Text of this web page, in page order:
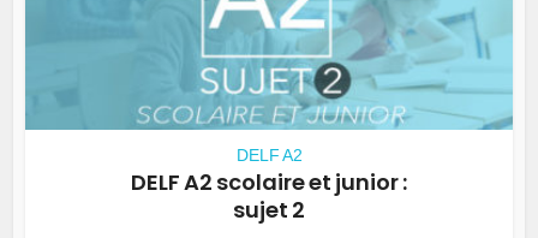
DELF A2
DELF A2 scolaire et junior :
sujet 2